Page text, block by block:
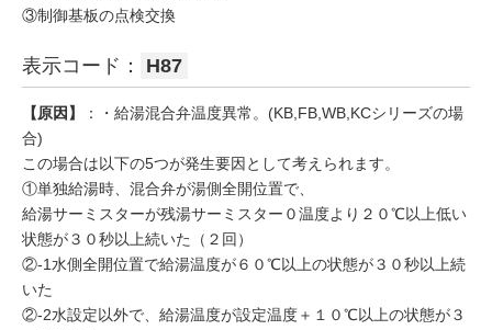
③制御基板の点検交換
表示コード： H87
【原因】
：・給湯混合弁温度異常。(KB,FB,WB,KCシリーズの場
合)
この場合は以下の5つが発生要因として考えられます。
①単独給湯時、混合弁が湯側全開位置で、
給湯サーミスターが残湯サーミスター０温度より２０℃以上低い
状態が３０秒以上続いた（２回）
②-1水側全開位置で給湯温度が６０℃以上の状態が３０秒以上続
いた
②-2水設定以外で、給湯温度が設定温度＋１０℃以上の状態が３